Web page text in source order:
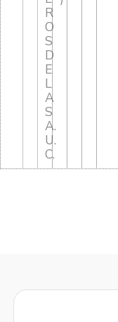
R
O
S
D
E
L
A
S
A.
U.
C.